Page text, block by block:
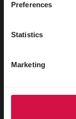
Preferences
Statistics
Marketing